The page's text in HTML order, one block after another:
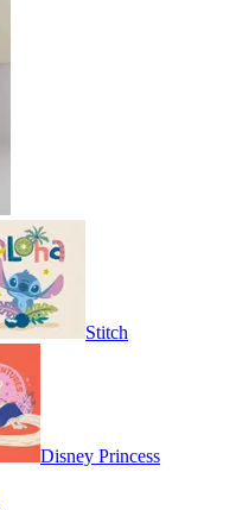
Stitch
Disney Princess